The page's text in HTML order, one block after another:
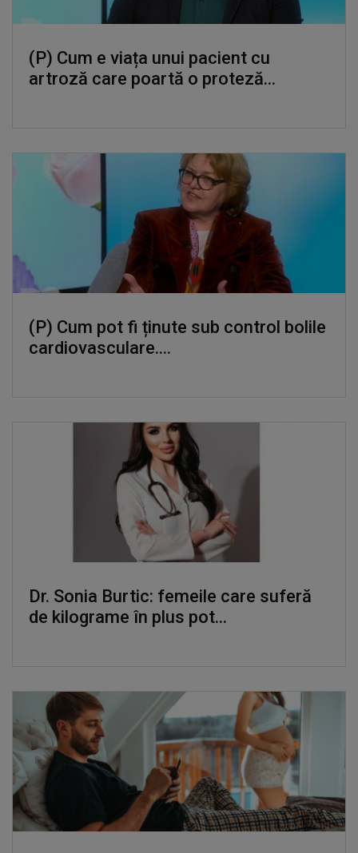
(P) Cum e viața unui pacient cu
artroză care poartă o proteză...
(P) Cum pot fi ținute sub control bolile
cardiovasculare....
Dr. Sonia Burtic: femeile care suferă
de kilograme în plus pot...